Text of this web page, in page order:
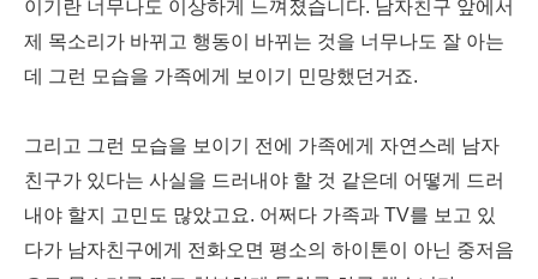
이기란 너무나도 이상하게 느껴졌습니다. 남자친구 앞에서
제 목소리가 바뀌고 행동이 바뀌는 것을 너무나도 잘 아는
데 그런 모습을 가족에게 보이기 민망했던거죠.
그리고 그런 모습을 보이기 전에 가족에게 자연스레 남자
친구가 있다는 사실을 드러내야 할 것 같은데 어떻게 드러
내야 할지 고민도 많았고요. 어쩌다 가족과 TV를 보고 있
다가 남자친구에게 전화오면 평소의 하이톤이 아닌 중저음